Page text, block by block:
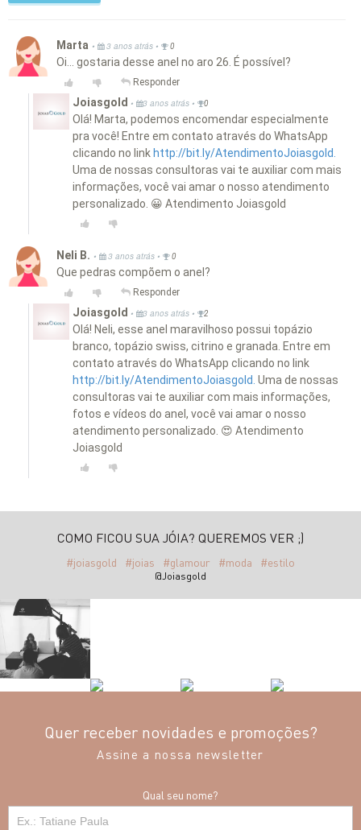
Marta • 3 anos atrás • 0
Oi... gostaria desse anel no aro 26. É possível?
Responder
Joiasgold • 3 anos atrás • 0
Olá! Marta, podemos encomendar especialmente
pra você! Entre em contato através do WhatsApp
clicando no link http://bit.ly/AtendimentoJoiasgold.
Uma de nossas consultoras vai te auxiliar com mais
informações, você vai amar o nosso atendimento
personalizado. 😀 Atendimento Joiasgold
Neli B. • 3 anos atrás • 0
Que pedras compõem o anel?
Responder
Joiasgold • 3 anos atrás • 2
Olá! Neli, esse anel maravilhoso possui topázio
branco, topázio swiss, citrino e granada. Entre em
contato através do WhatsApp clicando no link
http://bit.ly/AtendimentoJoiasgold. Uma de nossas
consultoras vai te auxiliar com mais informações,
fotos e vídeos do anel, você vai amar o nosso
atendimento personalizado. 😍 Atendimento
Joiasgold
COMO FICOU SUA JÓIA? QUEREMOS VER ;)
#joiasgold #joias #glamour #moda #estilo
@Joiasgold
Quer receber novidades e promoções?
Assine a nossa newsletter
Qual seu nome?